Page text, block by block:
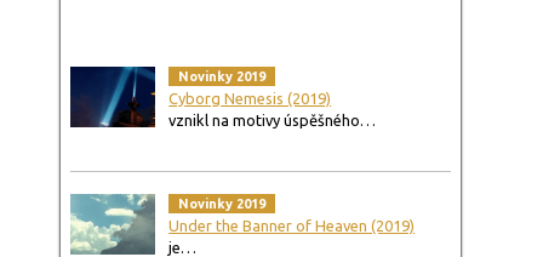
Novinky 2019
Cyborg Nemesis (2019)
vznikl na motivy úspěšného…
Novinky 2019
Under the Banner of Heaven (2019)
je…